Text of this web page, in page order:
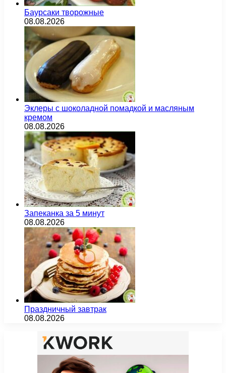
Баурсаки творожные
08.08.2026
Эклеры с шоколадной помадкой и масляным
кремом
08.08.2026
Запеканка за 5 минут
08.08.2026
Праздничный завтрак
08.08.2026